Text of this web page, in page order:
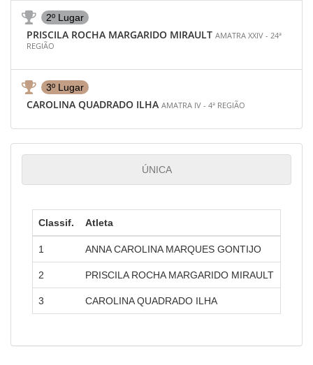
2º Lugar
PRISCILA ROCHA MARGARIDO MIRAULT AMATRA XXIV - 24ª
REGIÃO
3º Lugar
CAROLINA QUADRADO ILHA AMATRA IV - 4ª REGIÃO
ÚNICA
Classif. Atleta
1 ANNA CAROLINA MARQUES GONTIJO
2 PRISCILA ROCHA MARGARIDO MIRAULT
3 CAROLINA QUADRADO ILHA